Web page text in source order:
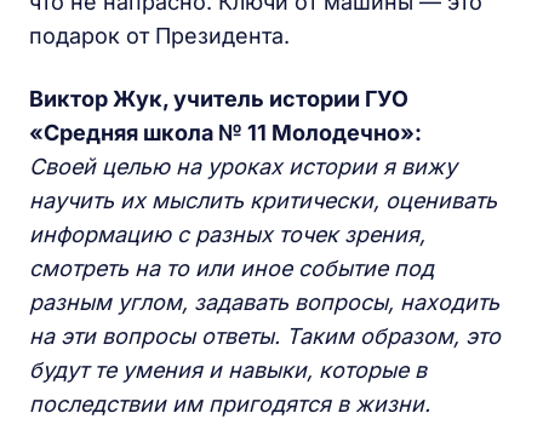
подарок от Президента.
Виктор Жук, учитель истории ГУО
«Средняя школа № 11 Молодечно»:
Своей целью на уроках истории я вижу
научить их мыслить критически, оценивать
информацию с разных точек зрения,
смотреть на то или иное событие под
разным углом, задавать вопросы, находить
на эти вопросы ответы. Таким образом, это
будут те умения и навыки, которые в
последствии им пригодятся в жизни.